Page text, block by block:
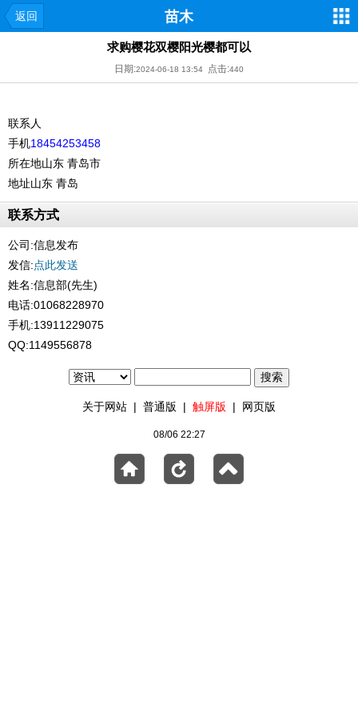
返回 苗木
求购樱花双樱阳光樱都可以
日期:2024-06-18 13:54 点击:440
联系人
手机18454253458
所在地山东 青岛市
地址山东 青岛
联系方式
公司:信息发布
发信:点此发送
姓名:信息部(先生)
电话:01068228970
手机:13911229075
QQ:1149556878
关于网站 | 普通版 | 触屏版 | 网页版
08/06 22:27